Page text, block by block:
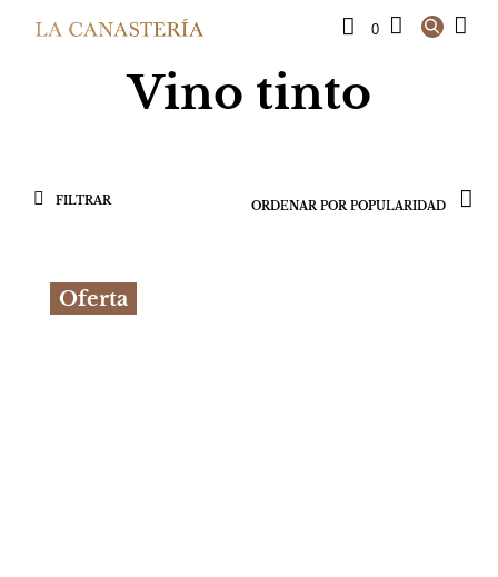
0
Vino tinto
FILTRAR
Oferta